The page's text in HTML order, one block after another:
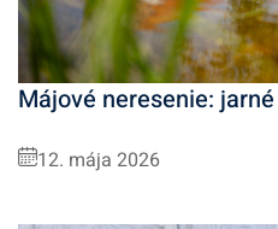
Májové neresenie:
12. mája 2026